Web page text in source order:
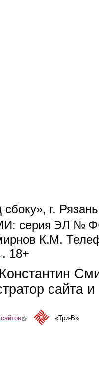
г.
серия ЭЛ №
К.М.
sends e-mail)
. 18+
сайта
(link is external)«Три-В»